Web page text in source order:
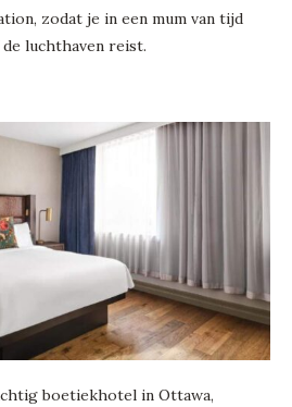
zodat je in een mum van tijd
luchthaven reist.
boetiekhotel in Ottawa,